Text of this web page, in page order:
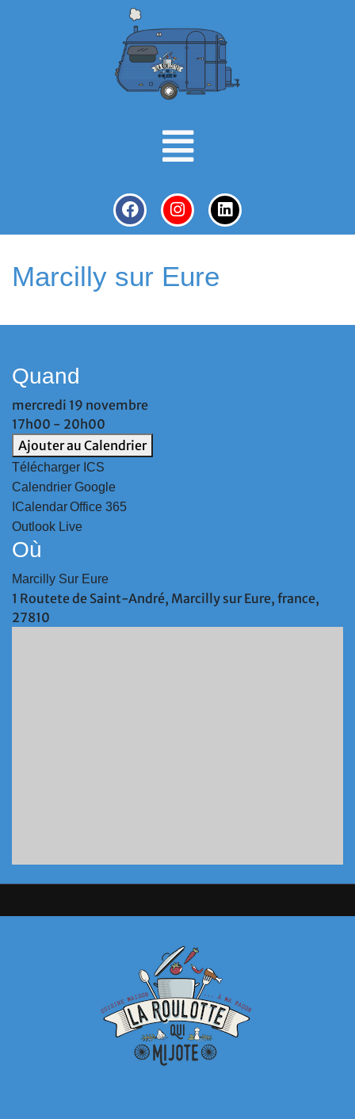
Marcilly sur Eure
Quand
mercredi 19 novembre
17h00 - 20h00
Ajouter au Calendrier
Télécharger ICS
Calendrier Google
ICalendarOffice 365
Outlook Live
Où
Marcilly Sur Eure
1 Routete de Saint-André, Marcilly sur Eure, france,
27810